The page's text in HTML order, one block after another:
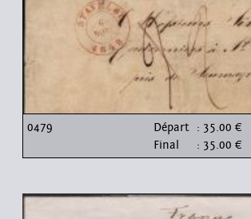
0479 Départ : 35.00 €
Final
: 35.00 €